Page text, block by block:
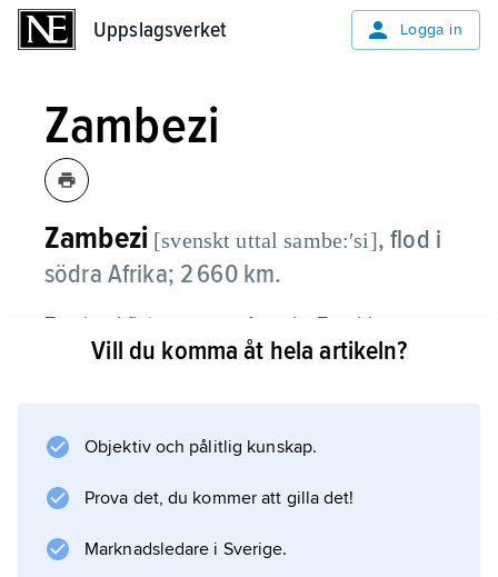
Uppslagsverket Logga in
Zambezi
Zambezi [svenskt uttal sambe:ʹsi],flod i
södra Afrika; 2 660 km.
Zambezi flyter genom Angola, Zambia,
Zimbabwe och Moçambique till Indiska
, medelvattenföringen 3 500 m
/s.
Vill du komma åt hela artikeln?
Objektiv och pålitlig kunskap.
Prova det, du kommer att gilla det!
Marknadsledare i Sverige.